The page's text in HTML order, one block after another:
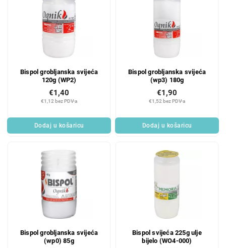
Bispol grobljanska svijeća
120g (WP2)
€1,12 bez PDV-a
€1,40
Dodaj u košaricu
Bispol grobljanska svijeća
(wp3) 180g
€1,52 bez PDV-a
€1,90
Dodaj u košaricu
Bispol grobljanska svijeća
(wp0) 85g
Bispol svijeća 225g ulje
bijelo (WO4-000)